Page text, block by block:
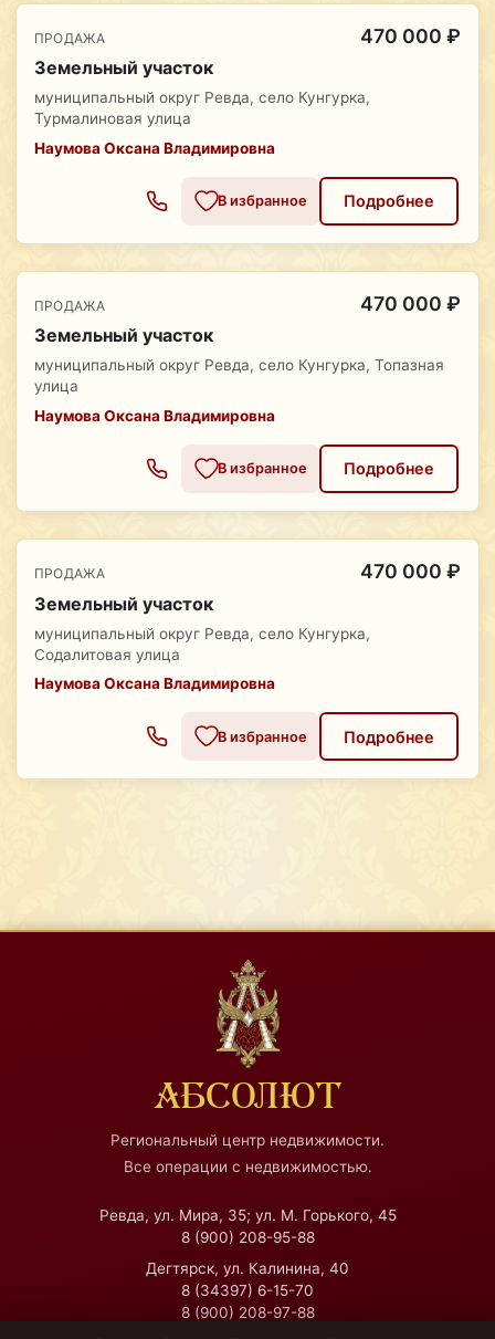
ПРОДАЖА 470 000 ₽
Земельный участок
муниципальный округ Ревда, село Кунгурка,
Турмалиновая улица
Наумова Оксана Владимировна
В избранное Подробнее
ПРОДАЖА 470 000 ₽
Земельный участок
муниципальный округ Ревда, село Кунгурка, Топазная
улица
Наумова Оксана Владимировна
В избранное Подробнее
ПРОДАЖА 470 000 ₽
Земельный участок
муниципальный округ Ревда, село Кунгурка,
Содалитовая улица
Наумова Оксана Владимировна
В избранное Подробнее
АБСОЛЮТ
Региональный центр недвижимости.
Все операции с недвижимостью.
Ревда, ул. Мира, 35; ул. М. Горького, 45
8 (900) 208-95-88
Дегтярск, ул. Калинина, 40
8 (34397) 6-15-70
8 (900) 208-97-88